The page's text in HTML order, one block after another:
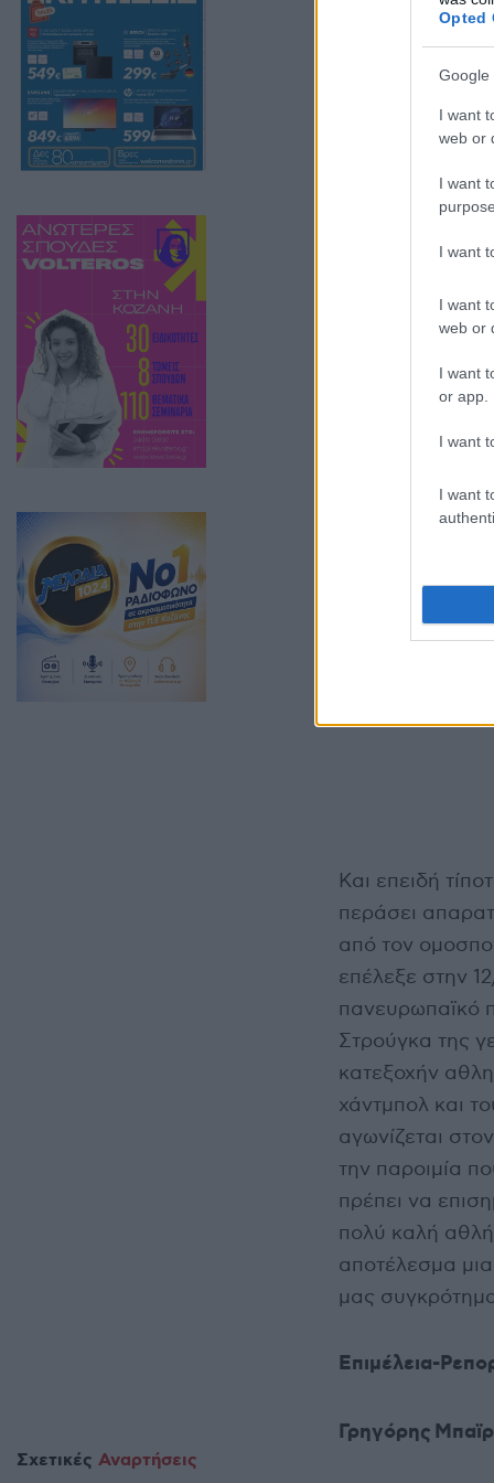
Opted
Google
I want
web or
I want
I want
I want
web or
I want
or app.
I want
I want
Σχετικές Αναρτήσεις
παρουσία της
Και επειδή
περάσει
από τον
επέλεξε στην
πανευρωπαϊκό
Στρούγκα της
κατεξοχήν
χάντμπολ και
αγωνίζεται
την παροιμία
πρέπει να
πολύ καλή
αποτέλεσμα
μας
Επιμέλεια-
Γρηγόρης